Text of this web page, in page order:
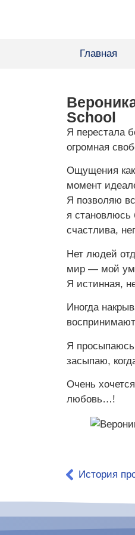
Главная
School
Я перестала
огромная
Ощущения как
момент
Я позволяю
я становлюсь
счастлива,
Нет людей
мир — мой
Я истинная,
Иногда
Я
засыпаю,
Очень
любовь…!
История